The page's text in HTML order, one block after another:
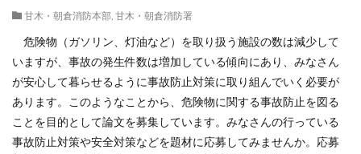
甘木・朝倉消防本部, 甘木・朝倉消防署
危険物（ガソリン、灯油など）を取り扱う施設の数は減少して
いますが、事故の発生件数は増加している傾向にあり、みなさん
が安心して暮らせるように事故防止対策に取り組んでいく必要が
あります。このようなことから、危険物に関する事故防止を図る
ことを目的として論文を募集しています。みなさんの行っている
事故防止対策や安全対策などを題材に応募してみませんか。応募